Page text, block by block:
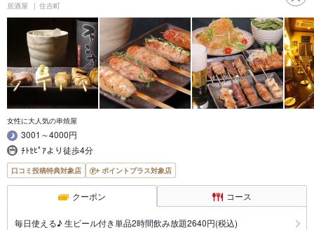
居酒屋 住吉町
女性に大人気の串焼屋
3001～4000円
ﾁﾄｾﾋﾟｱより徒歩4分
口コミ投稿特典対象店 ポイントプラス対象店
クーポン コース
毎日使える♪ 生ビール付き単品2時間飲み放題2640円(税込)